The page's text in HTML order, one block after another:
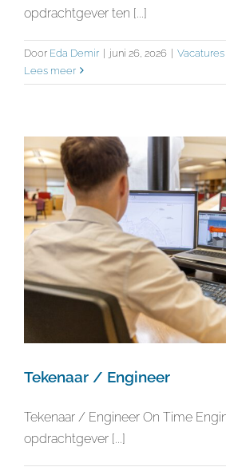
opdrachtgever ten [...]
Door Eda Demir juni 26, 2026 Vacatures
Lees meer
Tekenaar / Engineer
Tekenaar / Engineer On Time
opdrachtgever [...]